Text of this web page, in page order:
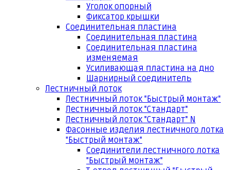
Уголок опорный
Фиксатор крышки
Соединительная пластина
Соединительная пластина
Соединительная пластина
изменяемая
Усиливающая пластина на дно
Шарнирный соединитель
Лестничный лоток
Лестничный лоток "Быстрый монтаж"
Лестничный лоток "Стандарт"
Лестничный лоток "Стандарт" N
Фасонные изделия лестничного лотка
"Быстрый монтаж"
Соединители лестничного лотка
"Быстрый монтаж"